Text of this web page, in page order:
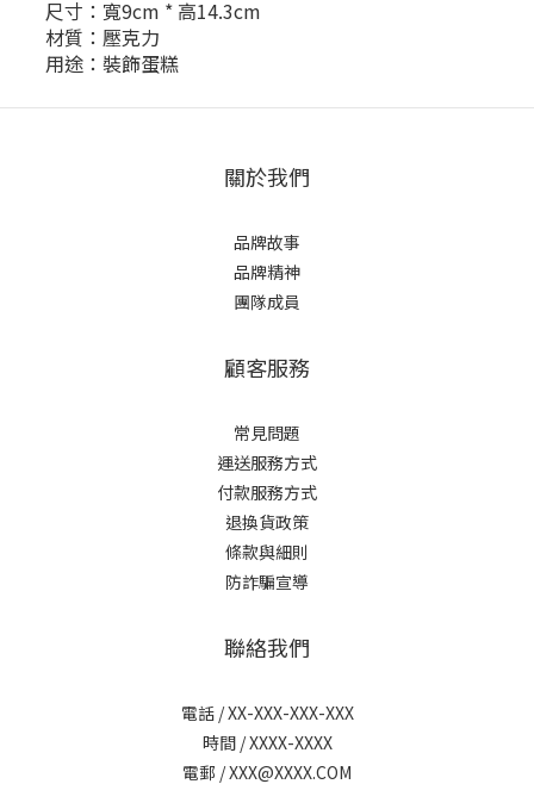
尺寸：寬9cm * 高14.3cm
材質：壓克力
用途：裝飾蛋糕
關於我們
品牌故事
品牌精神
團隊成員
顧客服務
常見問題
運送服務方式
付款服務方式
退換貨政策
條款與細則
防詐騙宣導
聯絡我們
電話 / XX-XXX-XXX-XXX
時間 / XXXX-XXXX
電郵 / XXX@XXXX.COM